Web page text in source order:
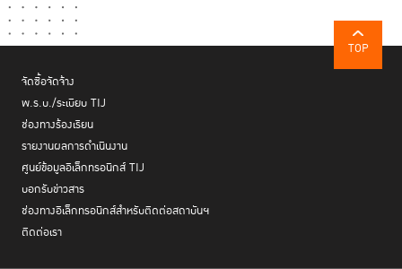
TOP
จัดซื้อจัดจ้าง
พ.ร.บ./ระเบียบ TIJ
ช่องทางร้องเรียน
รายงานผลการดำเนินงาน
ศูนย์ข้อมูลอิเล็กทรอนิกส์ TIJ
บอกรับข่าวสาร
ช่องทางอิเล็กทรอนิกส์สำหรับติดต่อสถาบันฯ
ติดต่อเรา